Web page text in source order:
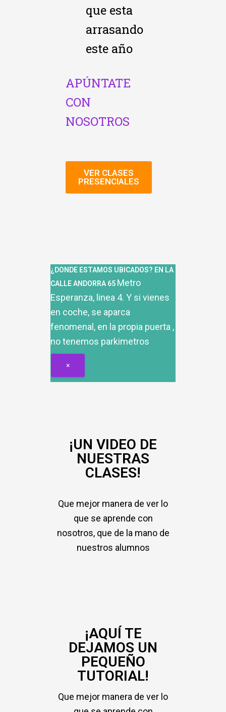
que esta
arrasando
este año
APÚNTATE
CON
NOSOTROS
VER CLASES
PRESENCIALES
¿DONDE ESTAMOS UBICADOS? EN LA
CALLE ANDORRA 65 Metro
Esperanza, linea 4. Y si vienes
en coche, se aparca
fenomenal, en la propia puerta ,
no tenemos parkimetros
×
¡UN VIDEO DE
NUESTRAS
CLASES!
Que mejor manera de ver lo
que se aprende con
nosotros, que de la mano de
nuestros alumnos
¡AQUÍ TE
DEJAMOS UN
PEQUEÑO
TUTORIAL!
Que mejor manera de ver lo